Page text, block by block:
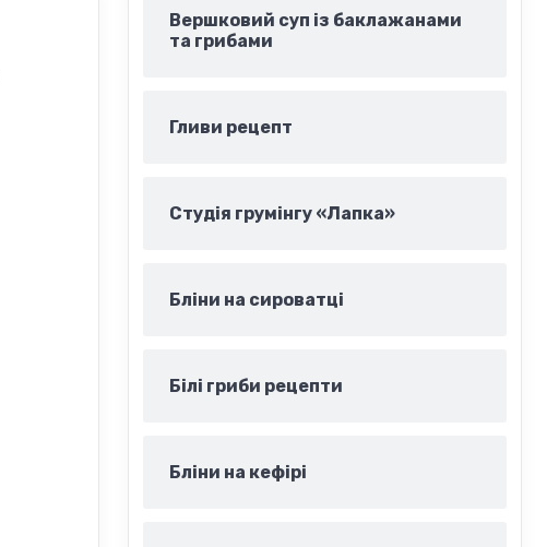
Вершковий суп із баклажанами
та грибами
Гливи рецепт
Студія грумінгу «Лапка»
Бліни на сироватці
Білі гриби рецепти
Бліни на кефірі